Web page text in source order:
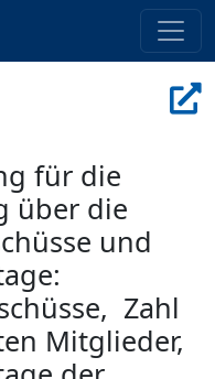
für die
über die
und
 Zahl
Mitglieder, 